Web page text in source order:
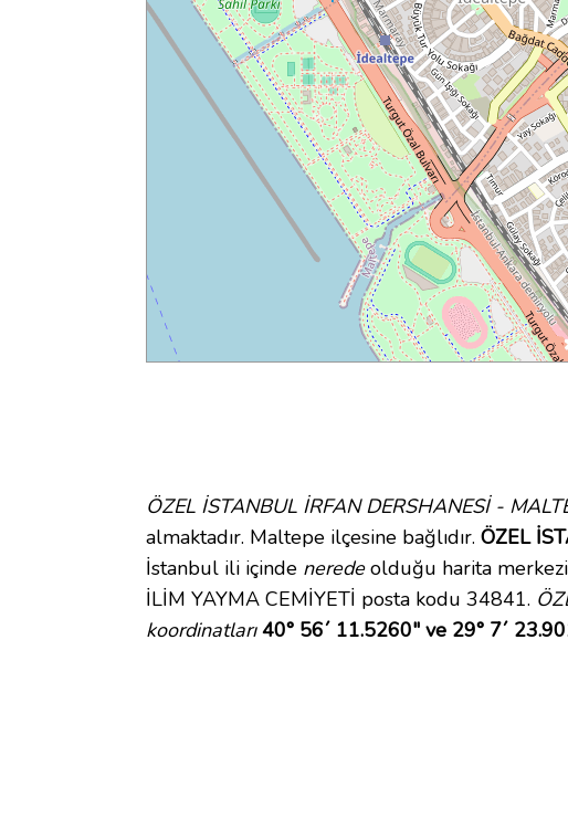
ÖZEL İSTANBUL İRFAN DERSHANESİ -
almaktadır. Maltepe ilçesine bağlıdır. ÖZEL
İstanbul ili içinde neredeolduğu harita
İLİM YAYMA CEMİYETİ posta kodu 34841.
koordinatları 40° 56´ 11.5260" ve 29° 7´